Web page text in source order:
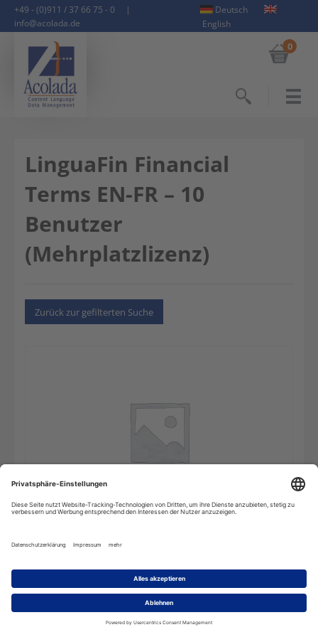
+49 - (0)911 / 37 66 75 - 0
|
info@acolada.de
Deutsch
English
0
LinguaFin Financial
Terms EN-FR – 10
Benutzer
(Mehrplatzlizenz)
Zurück zur gefilterten Suche
LinguaFin
Terms
EN-
-